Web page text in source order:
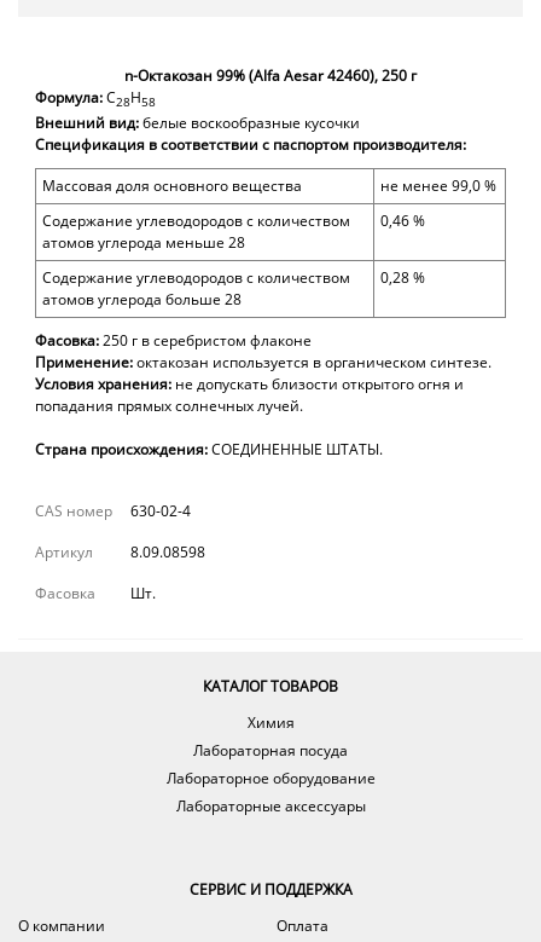
n-Октакозан 99% (Alfa Aesar 42460), 250 г
Формула:C28H58
Внешний вид:белые воскообразные кусочки
Спецификация в соответствии с паспортом производителя:
Массовая доля основного вещества
не менее 99,0 %
Содержание углеводородов с количеством
атомов углерода меньше 28
0,46 %
Содержание углеводородов с количеством
атомов углерода больше 28
0,28 %
Фасовка:250 г всеребристом флаконе
Применение:октакозан используется в органическом синтезе.
Условия хранения: не допускать близости открытого огня и
попадания прямых солнечных лучей.
Страна происхождения:СОЕДИНЕННЫЕ ШТАТЫ.
CAS номер
630-02-4
Артикул
8.09.08598
Фасовка
Шт.
КАТАЛОГ ТОВАРОВ
Химия
Лабораторная посуда
Лабораторное оборудование
Лабораторные аксессуары
СЕРВИС И ПОДДЕРЖКА
О компании
Оплата